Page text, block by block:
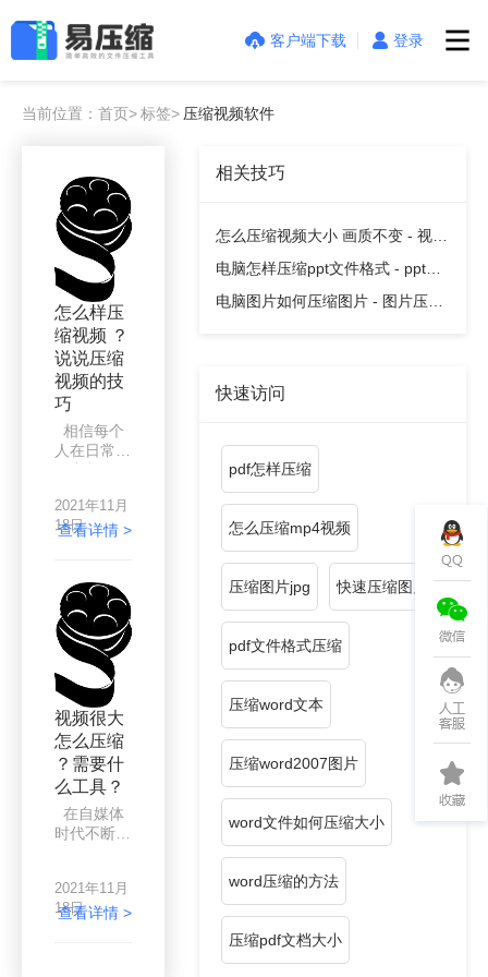
客户端下载 登录
当前位置：首页>标签> 压缩视频软件
怎么样压
缩视频 ？
说说压缩
视频的技
巧
相信每个
人在日常生
文件吧！视
频文件占用
大，当计算
机中积累的
视频素材多
时，计算机
就会运行
慢，造成卡
顿现象。另
外，由于工
作上的原
因，需要将
某视频上传
到平台上，
结果发现平
台对于视频
限制。碰到
这样的情
况，我们需
2021年11月
18日
查看详情 >
视频很大
怎么压缩
？需要什
么工具？
在自媒体
时代不断发
成为主流，
不过视频太
2021年11月
18日
查看详情 >
相关技巧
怎么压缩视频大小 画质不变 - 视频
压缩教程
电脑怎样压缩ppt文件格式 - ppt压
缩教程
电脑图片如何压缩图片 - 图片压缩
快速访问
pdf怎样压缩
怎么压缩mp4视频
压缩图片jpg 快速压缩图片
pdf文件格式压缩
压缩word文本
压缩word2007图片
word文件如何压缩大小
word压缩的方法
压缩pdf文档大小